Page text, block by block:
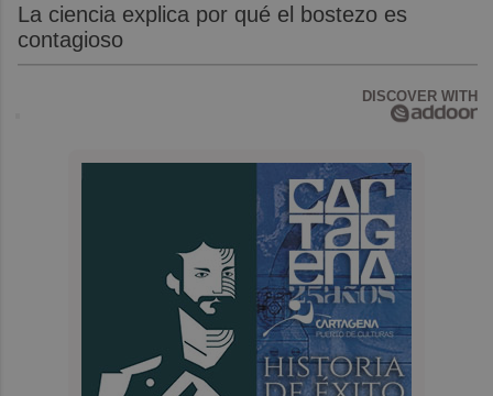
La ciencia explica por qué el bostezo es
contagioso
DISCOVER WITH